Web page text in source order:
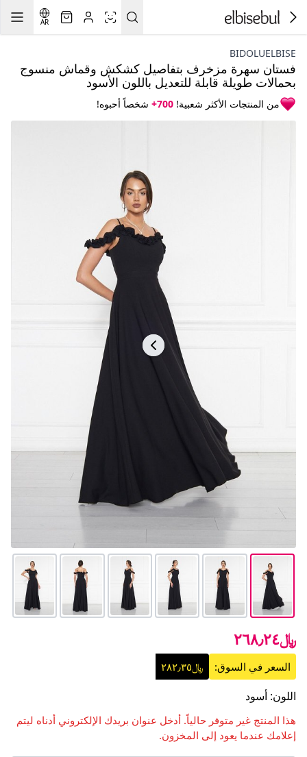
AR
BIDOLUELBISE
فستان سهرة مزخرف بتفاصيل كشكش وقماش منسوج
بحمالات طويلة قابلة للتعديل باللون الأسود
من المنتجات الأكثر شعبية! 700+ شخصاً أحبوه!
﷼٢٦٨٫٢٤
السعر في السوق: ﷼٢٨٢٫٣٥
اللون: أسود
هذا المنتج غير متوفر حالياً. أدخل عنوان بريدك الإلكتروني أدناه ليتم
إعلامك عندما يعود إلى المخزون.